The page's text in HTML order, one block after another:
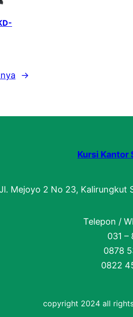
→
Kursi Kantor
Mejoyo 2 No 23, Kalirungkut
Telepon /
031 –
0878
0822
copyright 2024 all